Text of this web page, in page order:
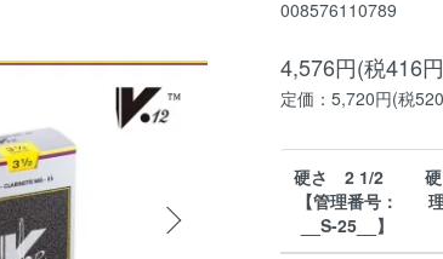
008576110789
4,576円(税416
定価：5,720円(税
硬さ 2 1/2
【管理番号：
__S-25__】